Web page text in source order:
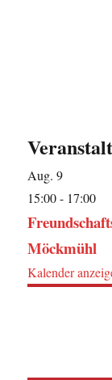
Aug.9
15:00- 17:00
Möckmühl
Kalender